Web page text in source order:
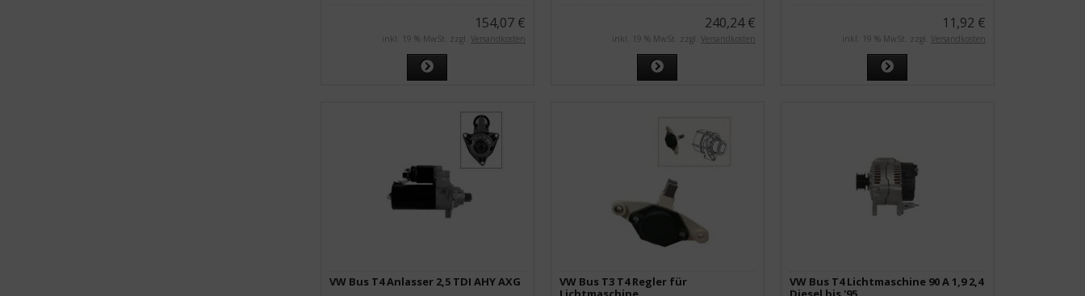
154,07 €
inkl. 19 % MwSt. zzgl. Versandkosten
240,24 €
inkl. 19 % MwSt. zzgl. Versandkosten
11,92 €
inkl. 19 % MwSt. zzgl. Versandkosten
VW Bus T4 Anlasser 2,5 TDI AHY AXG
VW Bus T3 T4 Regler für
VW Bus T4 Lichtmaschine 90 A 1,9 2,4